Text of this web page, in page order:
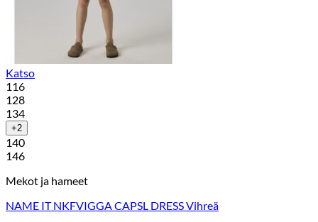
Katso
116
128
134
+2
140
146
Mekot ja hameet
NAME IT NKFVIGGA CAPSL DRESS Vihreä